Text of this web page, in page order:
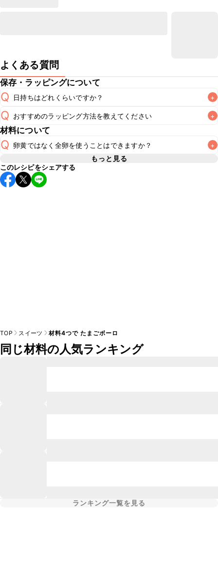
よくある質問
保存・ラッピングについて
Q 日持ちはどれくらいですか？ +
A
常温保存で2~3日が目安です。なるべくお早めにお召し上が
Q おすすめのラッピング方法を教えてください +
A こちら
材料について
Q 卵黄ではなく全卵を使うことはできますか？ +
A 生地の水分量が変わるため、全卵ではなく卵黄のみ使用する
もっと見る
このレシピをシェアする
TOP スイーツ 材料4つで たまごボーロ
同じ材料の人気ランキング
ランキング一覧を見る